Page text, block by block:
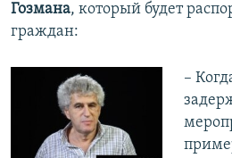
Гозмана, который будет
граждан:​
–